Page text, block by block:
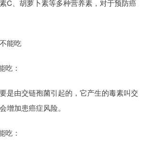
C、胡萝卜素等多种营养素，对于预防癌
能吃
吃：
是由交链孢菌引起的，它产生的毒素叫交
增加患癌症风险。
吃：